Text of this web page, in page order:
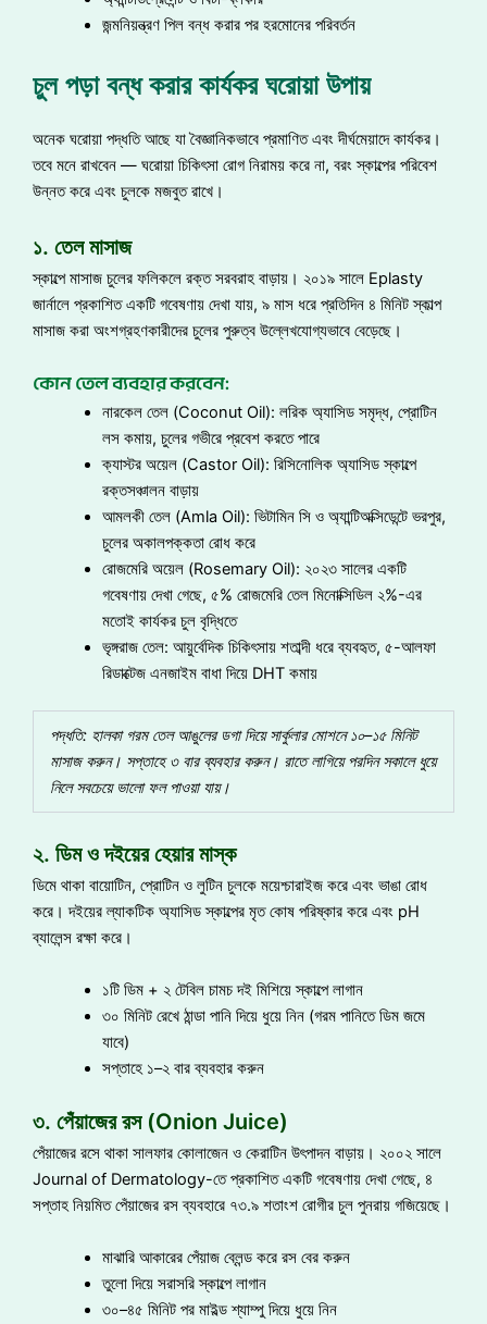
জন্মনিয়ন্ত্রণ পিল বন্ধ করার পর হরমোনের পরিবর্তন
চুল পড়া বন্ধ করার কার্যকর ঘরোয়া উপায়
অনেক ঘরোয়া পদ্ধতি আছে যা বৈজ্ঞানিকভাবে প্রমাণিত এবং দীর্ঘমেয়াদে কার্যকর।
তবে মনে রাখবেন — ঘরোয়া চিকিৎসা রোগ নিরাময় করে না, বরং স্কাল্পের পরিবেশ
উন্নত করে এবং চুলকে মজবুত রাখে।
১. তেল মাসাজ
স্কাল্পে মাসাজ চুলের ফলিকলে রক্ত সরবরাহ বাড়ায়। ২০১৯ সালে Eplasty
জার্নালে প্রকাশিত একটি গবেষণায় দেখা যায়, ৯ মাস ধরে প্রতিদিন ৪ মিনিট স্কাল্প
মাসাজ করা অংশগ্রহণকারীদের চুলের পুরুত্ব উল্লেখযোগ্যভাবে বেড়েছে।
কোন তেল ব্যবহার করবেন:
নারকেল তেল (Coconut Oil): লরিক অ্যাসিড সমৃদ্ধ, প্রোটিন
লস কমায়, চুলের গভীরে প্রবেশ করতে পারে
ক্যাস্টর অয়েল (Castor Oil): রিসিনোলিক অ্যাসিড স্কাল্পে
রক্তসঞ্চালন বাড়ায়
আমলকী তেল (Amla Oil): ভিটামিন সি ও অ্যান্টিঅক্সিডেন্টে ভরপুর,
চুলের অকালপক্কতা রোধ করে
রোজমেরি অয়েল (Rosemary Oil): ২০২৩ সালের একটি
গবেষণায় দেখা গেছে, ৫% রোজমেরি তেল মিনোক্সিডিল ২%-এর
মতোই কার্যকর চুল বৃদ্ধিতে
ভৃঙ্গরাজ তেল: আয়ুর্বেদিক চিকিৎসায় শতাব্দী ধরে ব্যবহৃত, ৫-আলফা
রিডাক্টেজ এনজাইম বাধা দিয়ে DHT কমায়
পদ্ধতি: হালকা গরম তেল আঙুলের ডগা দিয়ে সার্কুলার মোশনে ১০–১৫ মিনিট
মাসাজ করুন। সপ্তাহে ৩ বার ব্যবহার করুন। রাতে লাগিয়ে পরদিন সকালে ধুয়ে
নিলে সবচেয়ে ভালো ফল পাওয়া যায়।
২. ডিম ও দইয়ের হেয়ার মাস্ক
ডিমে থাকা বায়োটিন, প্রোটিন ও লুটিন চুলকে ময়েশ্চারাইজ করে এবং ভাঙা রোধ
করে। দইয়ের ল্যাকটিক অ্যাসিড স্কাল্পের মৃত কোষ পরিষ্কার করে এবং pH
ব্যালেন্স রক্ষা করে।
১টি ডিম + ২ টেবিল চামচ দই মিশিয়ে স্কাল্পে লাগান
৩০ মিনিট রেখে ঠান্ডা পানি দিয়ে ধুয়ে নিন (গরম পানিতে ডিম জমে
যাবে)
সপ্তাহে ১–২ বার ব্যবহার করুন
৩. পেঁয়াজের রস (Onion Juice)
পেঁয়াজের রসে থাকা সালফার কোলাজেন ও কেরাটিন উৎপাদন বাড়ায়। ২০০২ সালে
Journal of Dermatology-তে প্রকাশিত একটি গবেষণায় দেখা গেছে, ৪
সপ্তাহ নিয়মিত পেঁয়াজের রস ব্যবহারে ৭৩.৯ শতাংশ রোগীর চুল পুনরায় গজিয়েছে।
মাঝারি আকারের পেঁয়াজ ব্লেন্ড করে রস বের করুন
তুলো দিয়ে সরাসরি স্কাল্পে লাগান
৩০–৪৫ মিনিট পর মাইল্ড শ্যাম্পু দিয়ে ধুয়ে নিন